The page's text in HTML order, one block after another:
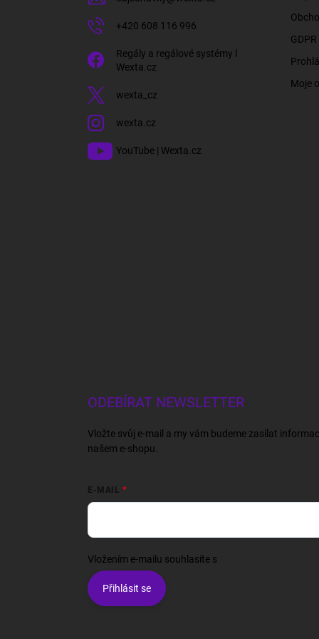
+420 608 116 996
Regály a regálové systémy l
Wexta.cz
wexta_cz
wexta.cz
YouTube | Wexta.cz
Moje
ODEBÍRAT NEWSLETTER
Vložte svůj e-mail a my vám budeme zasílat
našem e-shopu.
E-MAIL
Vložením e-mailu souhlasíte s
Přihlásit se